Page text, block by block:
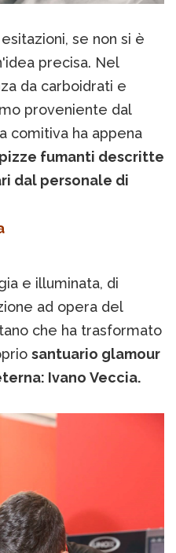
se non si è
precisa. Nel
da carboidrati e
proveniente dal
comitiva ha appena
fumanti descritte
dal personale di
e illuminata, di
ad opera del
che ha trasformato
santuario glamour
Ivano Veccia.